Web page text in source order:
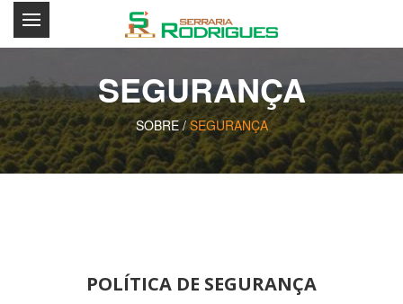
SEGURANÇA
SOBRE /SEGURANÇA
POLÍTICA DE SEGURANÇA